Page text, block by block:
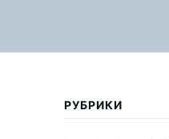
РУБРИКИ